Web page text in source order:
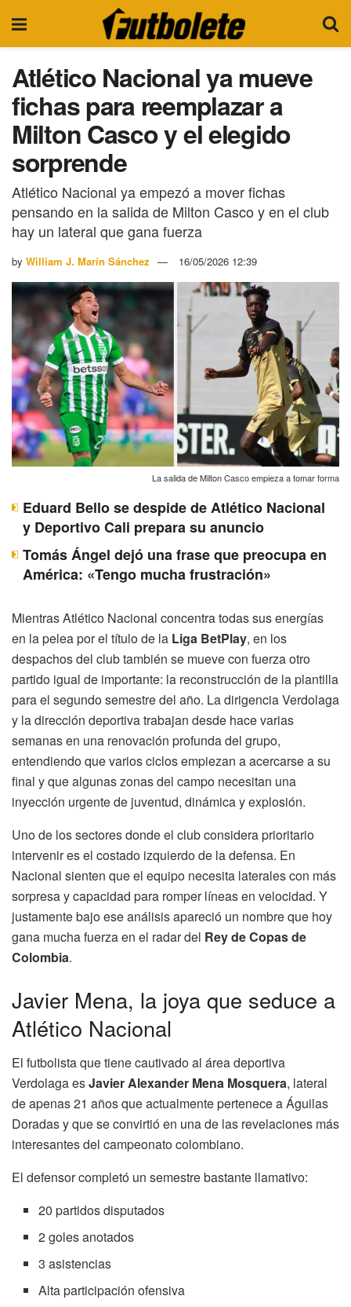
Atlético Nacional ya mueve
fichas para reemplazar a
Milton Casco y el elegido
sorprende
Atlético Nacional ya empezó a mover fichas
pensando en la salida de Milton Casco y en el club
hay un lateral que gana fuerza
by William J. Marín Sánchez 16/05/2026 12:39
La salida de Milton Casco empieza a tomar forma
Eduard Bello se despide de Atlético Nacional
y Deportivo Cali prepara su anuncio
Tomás Ángel dejó una frase que preocupa en
América: «Tengo mucha frustración»
Mientras Atlético Nacional concentra todas sus energías
en la pelea por el título de la Liga BetPlay, en los
despachos del club también se mueve con fuerza otro
partido igual de importante: la reconstrucción de la plantilla
para el segundo semestre del año. La dirigencia Verdolaga
y la dirección deportiva trabajan desde hace varias
semanas en una renovación profunda del grupo,
entendiendo que varios ciclos empiezan a acercarse a su
final y que algunas zonas del campo necesitan una
inyección urgente de juventud, dinámica y explosión.
Uno de los sectores donde el club considera prioritario
intervenir es el costado izquierdo de la defensa. En
Nacional sienten que el equipo necesita laterales con más
sorpresa y capacidad para romper líneas en velocidad. Y
justamente bajo ese análisis apareció un nombre que hoy
gana mucha fuerza en el radar del Rey de Copas de
Colombia.
Javier Mena, la joya que seduce a
Atlético Nacional
El futbolista que tiene cautivado al área deportiva
Verdolaga esJavier Alexander Mena Mosquera, lateral
de apenas 21 años que actualmente pertenece a Águilas
Doradas y que se convirtió en una de las revelaciones más
interesantes del campeonato colombiano.
El defensor completó un semestre bastante llamativo:
20 partidos disputados
2 goles anotados
3 asistencias
Alta participación ofensiva